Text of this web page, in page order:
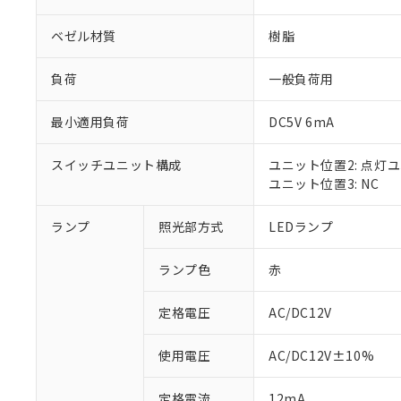
ベゼル材質 樹脂
負荷 一般負荷用
最小適用負荷 DC5V 6mA
スイッチユニット構成
ユニット位置2: 点灯
ユニット位置3: NC
ランプ 照光部方式 LEDランプ
ランプ色 赤
定格電圧 AC/DC12V
使用電圧 AC/DC12V±10%
ご利用条件
以下の条件をお
※1 対応状況
対応予定：EU
対応予定なし：
調査・確認中：
非該当品：ライセ
※1 中国